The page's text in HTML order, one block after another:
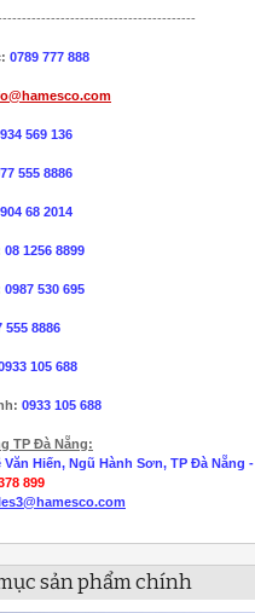
0789 777 888
569 136
555 8886
68 2014
08 1256 8899
0987 530 695
555 8886
105 688
0933 105 688
TP Đà Nẵng:
Văn Hiến, Ngũ Hành Sơn, TP Đà Nẵng -
899
sản phẩm chính